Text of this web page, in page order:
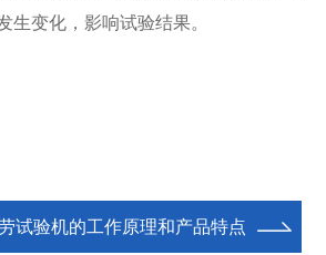
变化，影响试验结果。
试验机的工作原理和产品特点